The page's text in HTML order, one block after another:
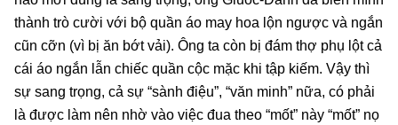
thành trò cười với bộ quần áo may hoa lộn ngược và ngắn
cũn cỡn (vì bị ăn bớt vải). Ông ta còn bị đám thợ phụ lột cả
cái áo ngắn lẫn chiếc quần cộc mặc khi tập kiếm. Vậy thì
sự sang trọng, cả sự “sành điệu”, “văn minh” nữa, có phải
là được làm nên nhờ vào việc đua theo “mốt” này “mốt” nọ